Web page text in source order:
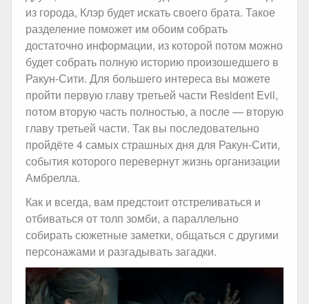
из города, Клэр будет искать своего брата. Такое
разделение поможет им обоим собрать
достаточно информации, из которой потом можно
будет собрать полную историю произошедшего в
Ракун-Сити. Для большего интереса вы можете
пройти первую главу третьей части Resident Evil,
потом вторую часть полностью, а после — вторую
главу третьей части. Так вы последовательно
пройдёте 4 самых страшных дня для Ракун-Сити,
события которого перевернут жизнь организации
Амбрелла.
Как и всегда, вам предстоит отстреливаться и
отбиваться от толп зомби, а параллельно
собирать сюжетные заметки, общаться с другими
персонажами и разгадывать загадки.